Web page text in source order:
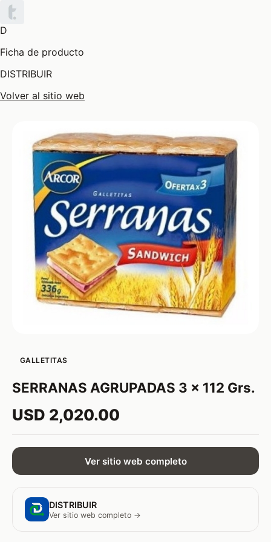
D
Ficha de producto
DISTRIBUIR
Volver al sitio web
GALLETITAS
SERRANAS AGRUPADAS 3 x 112 Grs.
USD 2,020.00
Ver sitio web completo
DISTRIBUIR
Ver sitio web completo →